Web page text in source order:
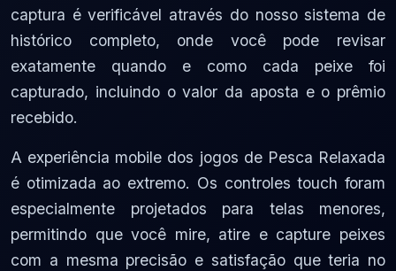
captura é verificável através do nosso sistema de
histórico completo, onde você pode revisar
exatamente quando e como cada peixe foi
capturado, incluindo o valor da aposta e o prêmio
recebido.
A experiência mobile dos jogos de Pesca Relaxada
é otimizada ao extremo. Os controles touch foram
especialmente projetados para telas menores,
permitindo que você mire, atire e capture peixes
com a mesma precisão e satisfação que teria no